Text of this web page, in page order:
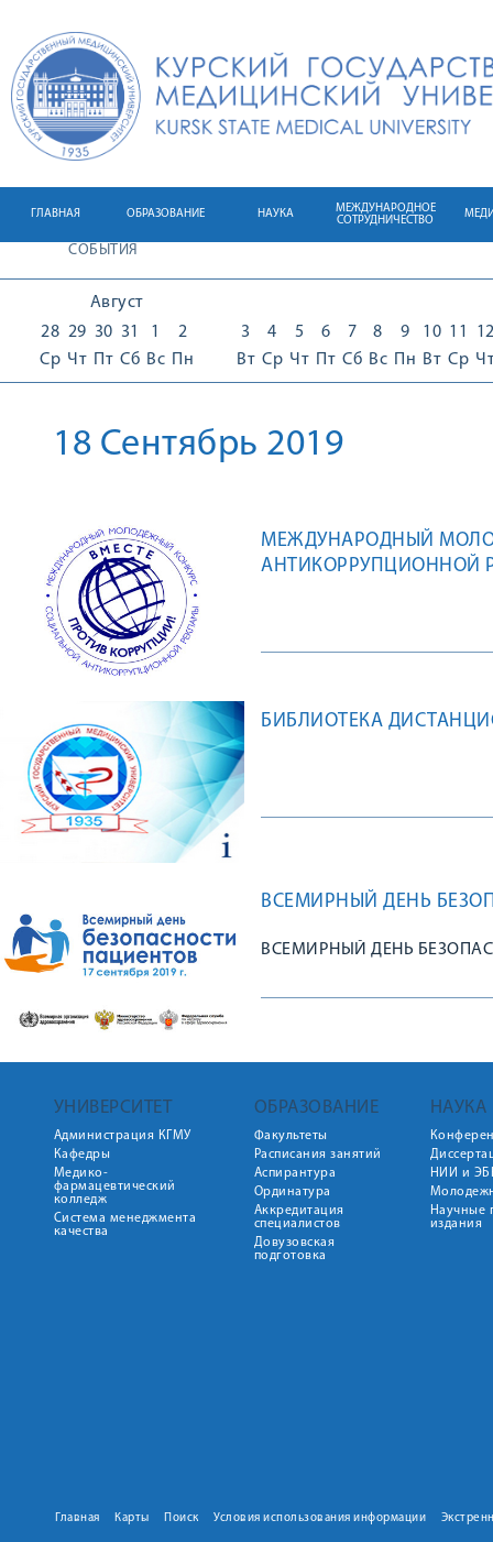
ГЛАВНАЯ ОБРАЗОВАНИЕ НАУКА
МЕЖДУНАРОДНОЕ
СОТРУДНИЧЕСТВО
СОБЫТИЯ
Август
28
Ср
29
Чт
30
Пт
31
Сб
1
Вс
2
Пн
3
Вт
4
Ср
5
Чт
6
Пт
7
Сб
8
Вс
9
Пн
10
Вт
11
Ср
18 Сентябрь 2019
МЕЖДУНАРОДНЫЙ
АНТИКОРРУПЦИОННОЙ
БИБЛИОТЕКА
ВСЕМИРНЫЙ ДЕНЬ
ВСЕМИРНЫЙ ДЕНЬ
УНИВЕРСИТЕТ
Администрация КГМУ
Кафедры
Медико-
фармацевтический
колледж
Система менеджмента
качества
ОБРАЗОВАНИЕ
Факультеты
Расписания занятий
Аспирантура
Ординатура
Аккредитация
специалистов
Довузовская
подготовка
НАУКА
НИИ и
Научные
издания
Главная Карты Поиск Условия использования информации